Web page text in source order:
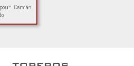
Damián